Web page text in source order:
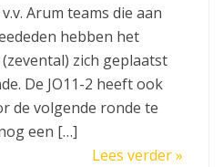
Arum teams die aan
hebben het
(zevental) zich geplaatst
De JO11-2 heeft ook
de volgende ronde te
een […]
Lees verder »